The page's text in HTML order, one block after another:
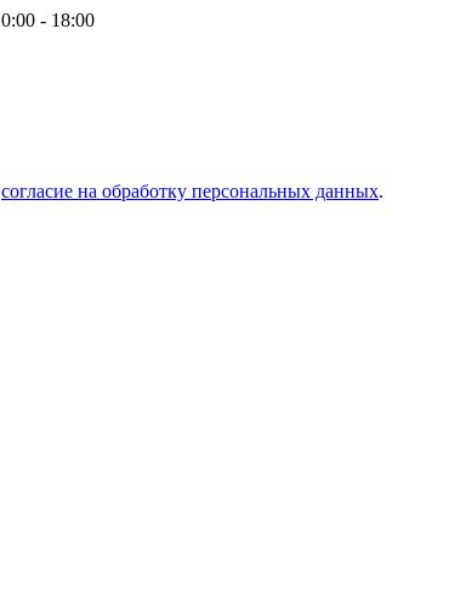
- 18:00
согласие на обработку персональных данных.